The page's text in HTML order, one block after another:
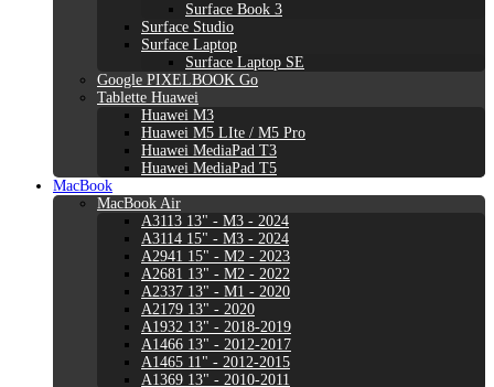
Surface Book 3
Surface Studio
Surface Laptop
Surface Laptop SE
Google PIXELBOOK Go
Tablette Huawei
Huawei M3
Huawei M5 LIte / M5 Pro
Huawei MediaPad T3
Huawei MediaPad T5
MacBook
MacBook Air
A3113 13" - M3 - 2024
A3114 15" - M3 - 2024
A2941 15" - M2 - 2023
A2681 13" - M2 - 2022
A2337 13" - M1 - 2020
A2179 13" - 2020
A1932 13" - 2018-2019
A1466 13" - 2012-2017
A1465 11" - 2012-2015
A1369 13" - 2010-2011